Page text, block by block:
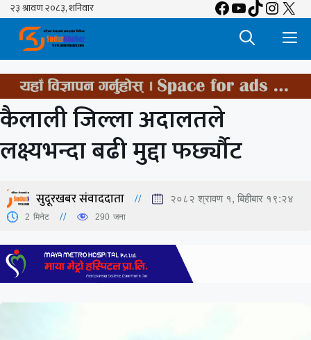
Skip
content
Facebook
YouTube
TikTok
X
कैलाली जिल्ला अदालतले
लक्ष्यभन्दा बढी मुद्दा फर्छ्यौट
सुदूरखबर संवाददाता २०८२ श्रावण १, बिहीबार १९:२४
2 मिनेट 290 जना